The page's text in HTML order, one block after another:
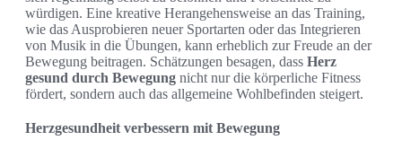
würdigen. Eine kreative Herangehensweise an das Training,
wie das Ausprobieren neuer Sportarten oder das Integrieren
von Musik in die Übungen, kann erheblich zur Freude an der
Bewegung beitragen. Schätzungen besagen, dass Herz
gesund durch Bewegung nicht nur die körperliche Fitness
fördert, sondern auch das allgemeine Wohlbefinden steigert.
Herzgesundheit verbessern mit Bewegung